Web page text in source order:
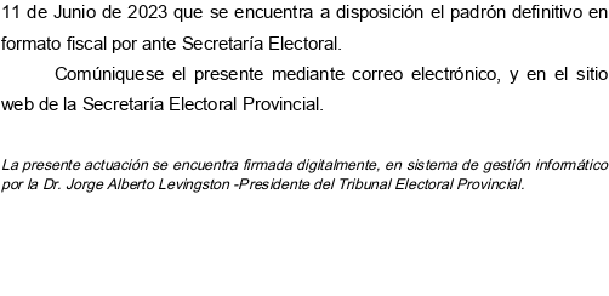
11 de Junio de 2023 que se encuentra a disposición el padrón definitivo en
formato fiscal por ante Secretaría Electoral.
Comúniquese el presente mediante correo electrónico, y en el sitio
web de la Secretaría Electoral Provincial.
La presente actuación se encuentra firmada digitalmente, en sistema de gestión informático
por la Dr. Jorge Alberto Levingston -Presidente del Tribunal Electoral Provincial.